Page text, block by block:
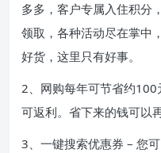
多多，客户专属入住积分
领取，各种活动尽在掌中
好货，这里只有好事。
2、网购每年可节省约
可返利。省下来的钱可以再
3、一键搜索优惠券 – 您